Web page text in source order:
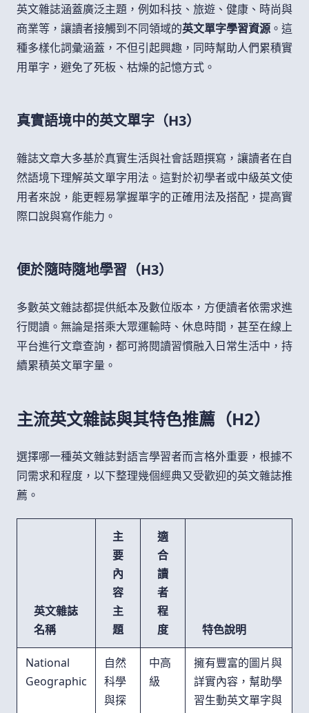
英文雜誌涵蓋廣泛主題，例如科技、旅遊、健康、時尚與
商業等，讓讀者接觸到不同領域的英文單字學習資源 。這
種多樣化詞彙涵蓋，不但引起興趣，同時幫助人們累積實
用單字，避免了死板、枯燥的記憶方式。
真實語境中的英文單字（H3）
雜誌文章大多基於真實生活與社會話題撰寫，讓讀者在自
然語境下理解英文單字用法。這對於初學者或中級英文使
用者來說，能更輕易掌握單字的正確用法及搭配，提高實
際口說與寫作能力。
便於隨時隨地學習（H3）
多數英文雜誌都提供紙本及數位版本，方便讀者依需求進
行閱讀。無論是搭乘大眾運輸時、休息時間，甚至在線上
平台進行文章查詢，都可將閱讀習慣融入日常生活中，持
續累積英文單字量。
主流英文雜誌與其特色推薦（H2）
選擇哪一種英文雜誌對語言學習者而言格外重要，根據不
同需求和程度，以下整理幾個經典又受歡迎的英文雜誌推
薦。
英文雜誌
名稱
主
要
內
容
主
題
適
合
讀
者
程
度
特色說明
National
Geographic
自然
科學
與探
中高
級
擁有豐富的圖片與
詳實內容，幫助學
習生動英文單字與